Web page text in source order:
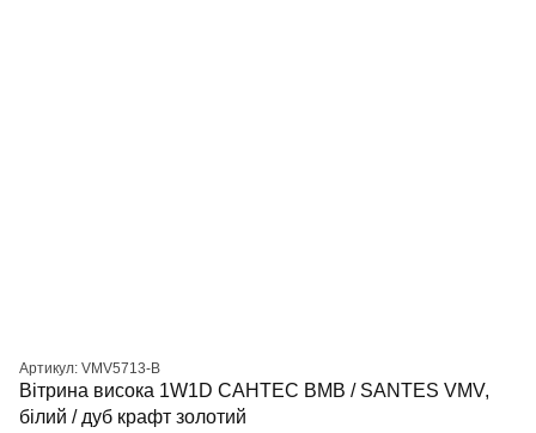
Артикул: VMV5713-B
Вітрина висока 1W1D САНТЕС ВМВ / SANTES VMV,
білий / дуб крафт золотий